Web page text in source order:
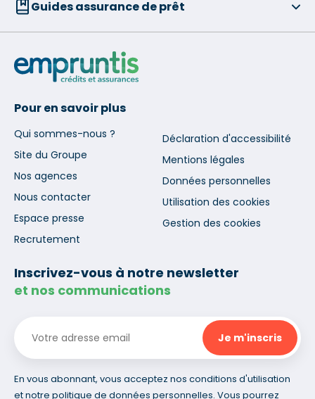
Guides assurance de prêt
Pour en savoir plus
Qui sommes-nous ?
Site du Groupe
Nos agences
Nous contacter
Espace presse
Recrutement
Déclaration d'accessibilité
Mentions légales
Données personnelles
Utilisation des cookies
Gestion des cookies
Inscrivez-vous à notre newsletter
et nos communications
En vous abonnant, vous acceptez nos conditions d'utilisation
et notre politique de données personnelles. Vous pourrez